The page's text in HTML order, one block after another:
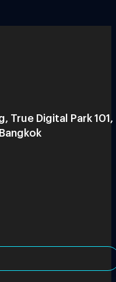
True Digital Park 101,